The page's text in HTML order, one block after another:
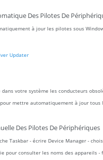
Des Pilotes De
à jour les pilotes sous
Updater
votre système les conducteurs
mettre automatiquement à jour tous
Des Pilotes De Périphériques
Taskbar - écrire Device Manager -
pour consulter les noms des